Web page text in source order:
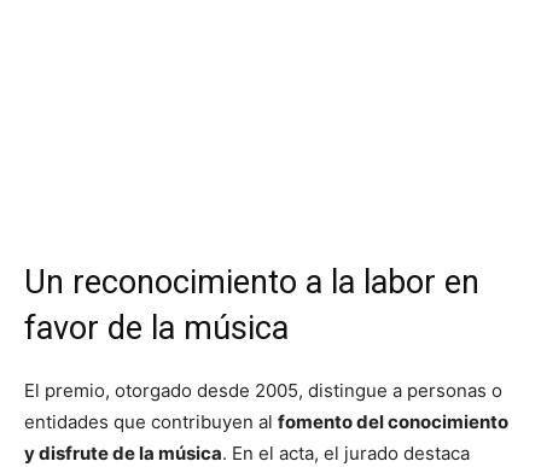
Un reconocimiento a la labor en
favor de la música
El premio, otorgado desde 2005, distingue a personas o
entidades que contribuyen al fomento del conocimiento
y disfrute de la música. En el acta, el jurado destaca